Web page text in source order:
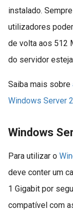
instalado.
utilizadores
de volta aos 512
do servidor
Saiba mais sobre
Windows Server
Windows
Para utilizar o
deve conter um
1 Gigabit por
compatível com